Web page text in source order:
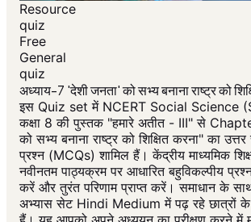
Resource
quiz
Free
General
quiz
अध्याय-7 'देशी जनता' को सभ्य बनाना राष्ट्र को
इस Quiz set में NCERT Social Science
कक्षा 8 की पुस्तक "हमारे अतीत - III" से
को सभ्य बनाना राष्ट्र को शिक्षित करना" का
प्रश्न (MCQs) शामिल हैं। केंद्रीय माध्यमिक
नवीनतम पाठ्यक्रम पर आधारित बहुविकल्पीय
करें और तुरंत परिणाम प्राप्त करें। समाधान के
अभ्यास सेट Hindi Medium में पढ़ रहे छात्रों के